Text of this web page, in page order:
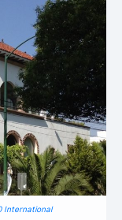
International